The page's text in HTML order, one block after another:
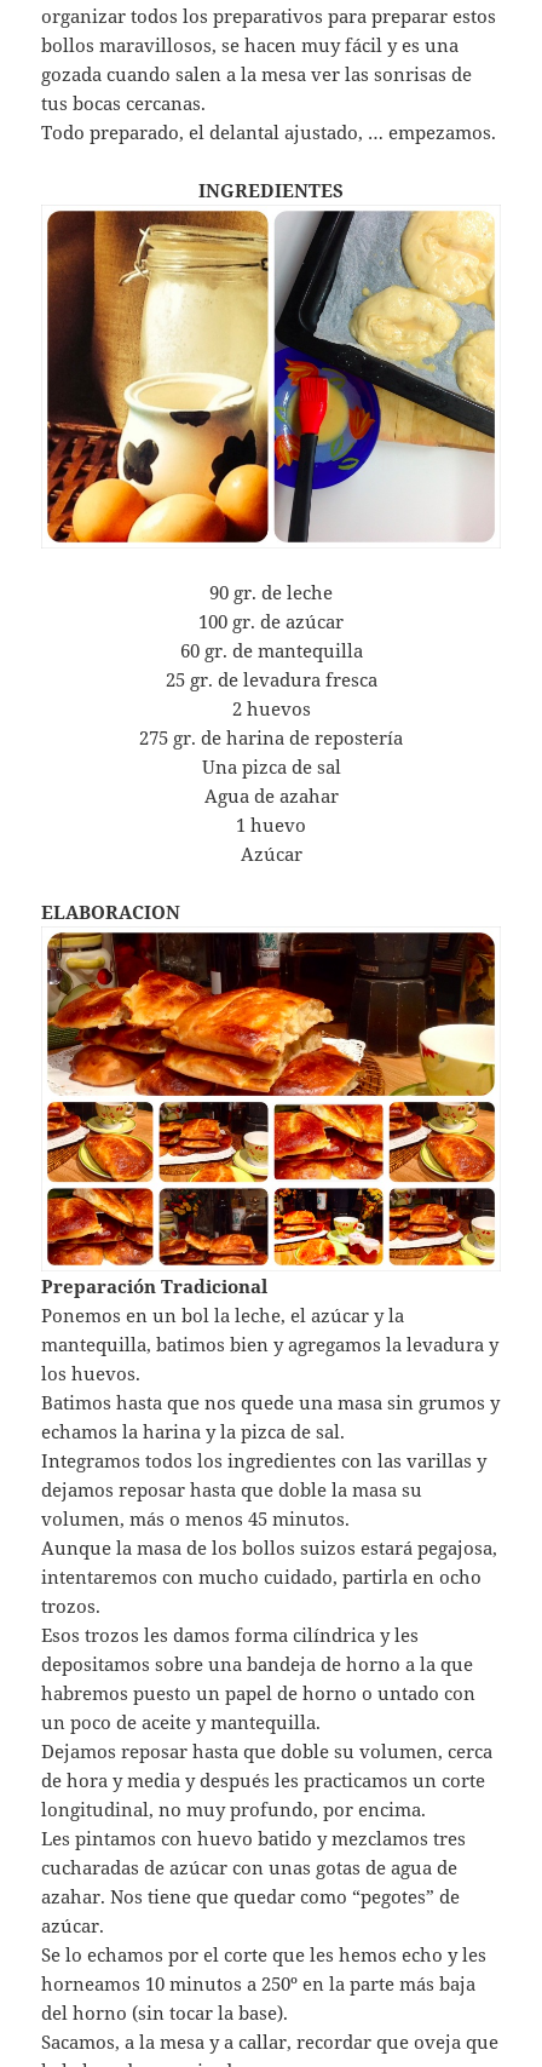
organizar todos los preparativos para preparar estos
bollos maravillosos, se hacen muy fácil y es una
gozada cuando salen a la mesa ver las sonrisas de
tus bocas cercanas.
Todo preparado, el delantal ajustado, … empezamos.
INGREDIENTES
90 gr. de leche
100 gr. de azúcar
60 gr. de mantequilla
25 gr. de levadura fresca
2 huevos
275 gr. de harina de repostería
Una pizca de sal
Agua de azahar
1 huevo
Azúcar
ELABORACION
Preparación Tradicional
Ponemos en un bol la leche, el azúcar y la
mantequilla, batimos bien y agregamos la levadura y
los huevos.
Batimos hasta que nos quede una masa sin grumos y
echamos la harina y la pizca de sal.
Integramos todos los ingredientes con las varillas y
dejamos reposar hasta que doble la masa su
volumen, más o menos 45 minutos.
Aunque la masa de los bollos suizos estará pegajosa,
intentaremos con mucho cuidado, partirla en ocho
trozos.
Esos trozos les damos forma cilíndrica y les
depositamos sobre una bandeja de horno a la que
habremos puesto un papel de horno o untado con
un poco de aceite y mantequilla.
Dejamos reposar hasta que doble su volumen, cerca
de hora y media y después les practicamos un corte
longitudinal, no muy profundo, por encima.
Les pintamos con huevo batido y mezclamos tres
cucharadas de azúcar con unas gotas de agua de
azahar. Nos tiene que quedar como “pegotes” de
azúcar.
Se lo echamos por el corte que les hemos echo y les
horneamos 10 minutos a 250º en la parte más baja
del horno (sin tocar la base).
Sacamos, a la mesa y a callar, recordar que oveja que